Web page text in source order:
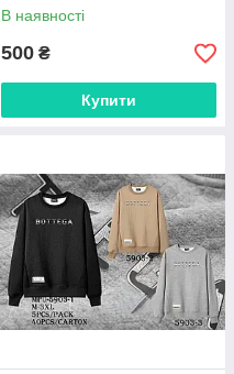
В наявності
500 ₴
Купити